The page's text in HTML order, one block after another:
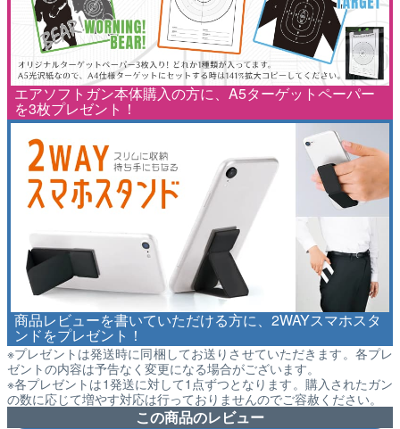
エアソフトガン本体購入の方に、A5ターゲットペーパー
を3枚プレゼント！
商品レビューを書いていただける方に、2WAYスマホスタ
ンドをプレゼント！
※プレゼントは発送時に同梱してお送りさせていただきます。各プレ
ゼントの内容は予告なく変更になる場合がございます。
※各プレゼントは1発送に対して1点ずつとなります。購入されたガン
の数に応じて増やす対応は行っておりませんのでご容赦ください。
この商品のレビュー